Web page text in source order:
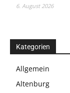
6. August 2026
Kategorien
Allgemein
Altenburg